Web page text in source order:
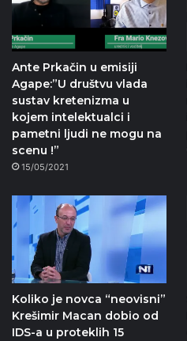
Ante Prkačin u emisiji
Agape:”U društvu vlada
sustav kretenizma u
kojem intelektualci i
pametni ljudi ne mogu na
scenu !”
15/05/2021
Koliko je novca “neovisni”
Krešimir Macan dobio od
IDS-a u proteklih 15